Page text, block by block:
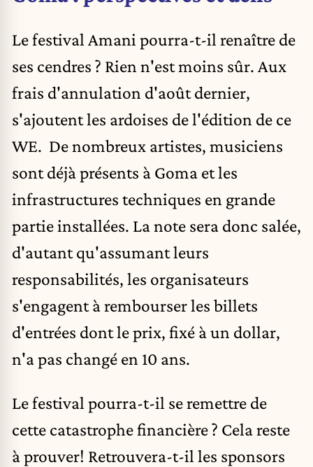
Le festival Amani pourra-t-il renaître de
ses cendres ? Rien n'est moins sûr. Aux
frais d'annulation d'août dernier,
s'ajoutent les ardoises de l'édition de ce
WE. De nombreux artistes, musiciens
sont déjà présents à Goma et les
infrastructures techniques en grande
partie installées. La note sera donc salée,
d'autant qu'assumant leurs
responsabilités, les organisateurs
s'engagent à rembourser les billets
d'entrées dont le prix, fixé à un dollar,
n'a pas changé en 10 ans.
Le festival pourra-t-il se remettre de
cette catastrophe financière ? Cela reste
à prouver! Retrouvera-t-il les sponsors